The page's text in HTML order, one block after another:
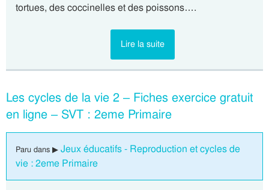
tortues, des coccinelles et des poissons….
Lire la suite
Les cycles de la vie 2 – Fiches exercice gratuit
en ligne – SVT : 2eme Primaire
Paru dans ▶ Jeux éducatifs - Reproduction et cycles de
vie : 2eme Primaire